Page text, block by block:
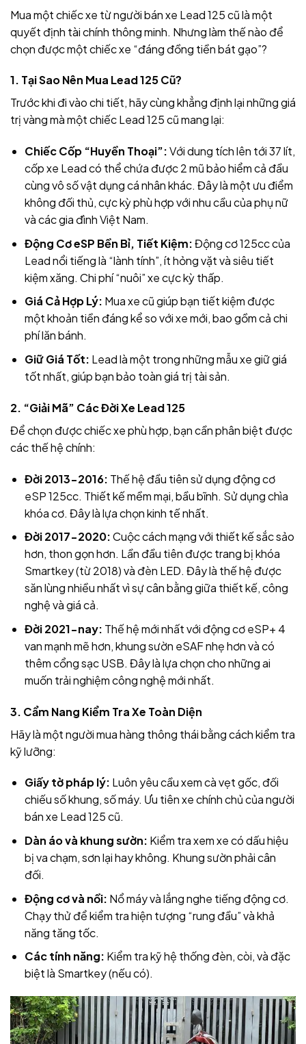
Mua một chiếc xe từ người bán xe Lead 125 cũ là một
quyết định tài chính thông minh. Nhưng làm thế nào để
chọn được một chiếc xe “đáng đồng tiền bát gạo”?
1. Tại Sao Nên Mua Lead 125 Cũ?
Trước khi đi vào chi tiết, hãy cùng khẳng định lại những giá
trị vàng mà một chiếc Lead 125 cũ mang lại:
Chiếc Cốp “Huyền Thoại”:Với dung tích lên tới 37 lít,
cốp xe Lead có thể chứa được 2 mũ bảo hiểm cả đầu
cùng vô số vật dụng cá nhân khác. Đây là một ưu điểm
không đối thủ, cực kỳ phù hợp với nhu cầu của phụ nữ
và các gia đình Việt Nam.
Động Cơ eSP Bền Bỉ, Tiết Kiệm:Động cơ 125cc của
Lead nổi tiếng là “lành tính”, ít hỏng vặt và siêu tiết
kiệm xăng. Chi phí “nuôi” xe cực kỳ thấp.
Giá Cả Hợp Lý: Mua xe cũ giúp bạn tiết kiệm được
một khoản tiền đáng kể so với xe mới, bao gồm cả chi
phí lăn bánh.
Giữ Giá Tốt: Lead là một trong những mẫu xe giữ giá
tốt nhất, giúp bạn bảo toàn giá trị tài sản.
2. “Giải Mã” Các Đời Xe Lead 125
Để chọn được chiếc xe phù hợp, bạn cần phân biệt được
các thế hệ chính:
Đời 2013-2016: Thế hệ đầu tiên sử dụng động cơ
eSP 125cc. Thiết kế mềm mại, bầu bĩnh. Sử dụng chìa
khóa cơ. Đây là lựa chọn kinh tế nhất.
Đời 2017-2020:Cuộc cách mạng với thiết kế sắc sảo
hơn, thon gọn hơn. Lần đầu tiên được trang bị khóa
Smartkey (từ 2018) và đèn LED. Đây là thế hệ được
săn lùng nhiều nhất vì sự cân bằng giữa thiết kế, công
nghệ và giá cả.
Đời 2021-nay: Thế hệ mới nhất với động cơ eSP+ 4
van mạnh mẽ hơn, khung sườn eSAF nhẹ hơn và có
thêm cổng sạc USB. Đây là lựa chọn cho những ai
muốn trải nghiệm công nghệ mới nhất.
3. Cẩm Nang Kiểm Tra Xe Toàn Diện
Hãy là một người mua hàng thông thái bằng cách kiểm tra
kỹ lưỡng:
Giấy tờ pháp lý: Luôn yêu cầu xem cà vẹt gốc, đối
chiếu số khung, số máy. Ưu tiên xe chính chủ của người
bán xe Lead 125 cũ.
Dàn áo và khung sườn: Kiểm tra xem xe có dấu hiệu
bị va chạm, sơn lại hay không. Khung sườn phải cân
đối.
Động cơ và nồi: Nổ máy và lắng nghe tiếng động cơ.
Chạy thử để kiểm tra hiện tượng “rung đầu” và khả
năng tăng tốc.
Các tính năng: Kiểm tra kỹ hệ thống đèn, còi, và đặc
biệt là Smartkey (nếu có).